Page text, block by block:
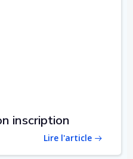
inscription
Lire l'article